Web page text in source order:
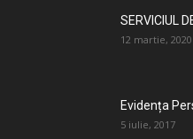
SERVICIUL
12 martie, 2020
Evidența
5 iulie, 2017